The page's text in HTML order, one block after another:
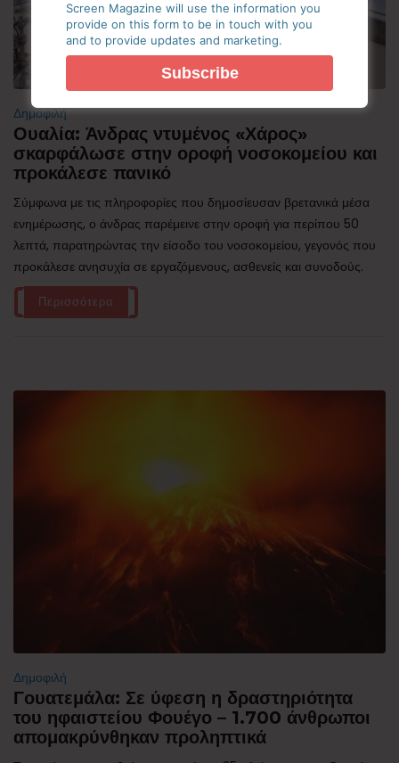
Δημοφιλή
Ουαλία: Άνδρας ντυμένος «Χάρος»
σκαρφάλωσε στην οροφή νοσοκομείου και
προκάλεσε πανικό
Σύμφωνα με τις πληροφορίες που δημοσίευσαν βρετανικά μέσα
ενημέρωσης, ο άνδρας παρέμεινε στην οροφή για περίπου 50
λεπτά, παρατηρώντας την είσοδο του νοσοκομείου, γεγονός που
προκάλεσε ανησυχία σε εργαζόμενους, ασθενείς και συνοδούς.
Περισσότερα
Δημοφιλή
Γουατεμάλα: Σε ύφεση η δραστηριότητα
του ηφαιστείου Φουέγο – 1.700 άνθρωποι
απομακρύνθηκαν προληπτικά
Screen Magazine will use the information you
provide on this form to be in touch with you
and to provide updates and marketing.